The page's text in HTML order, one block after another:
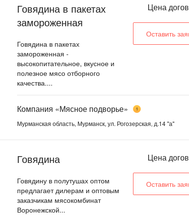
Говядина в пакетах
замороженная
Говядина в пакетах
замороженная -
высокопитательное, вкусное и
полезное мясо отборного
качества....
Цена
Оставить
Компания «Мясное подворье» 1
Мурманская область, Мурманск, ул. Рогозерская, д.14 "а"
Говядина
Говядину в полутушах оптом
предлагает дилерам и оптовым
заказчикам мясокомбинат
Воронежской...
Цена
Оставить